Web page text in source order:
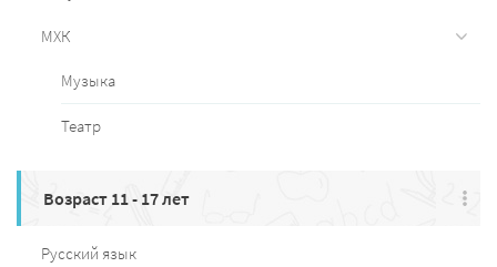
МХК
Музыка
Театр
Возраст 11 - 17 лет
Русский язык